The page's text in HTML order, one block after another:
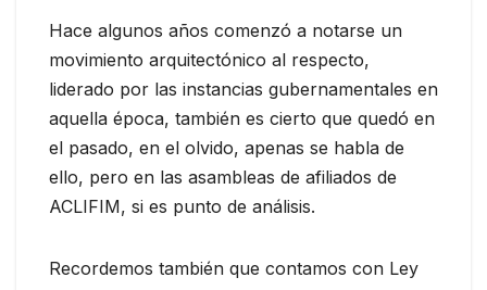
Hace algunos años comenzó a notarse un
movimiento arquitectónico al respecto,
liderado por las instancias gubernamentales en
aquella época, también es cierto que quedó en
el pasado, en el olvido, apenas se habla de
ello, pero en las asambleas de afiliados de
ACLIFIM, si es punto de análisis.
Recordemos también que contamos con Ley